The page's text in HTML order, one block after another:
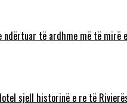
të ardhme më të mirë
sjell historinë e re të